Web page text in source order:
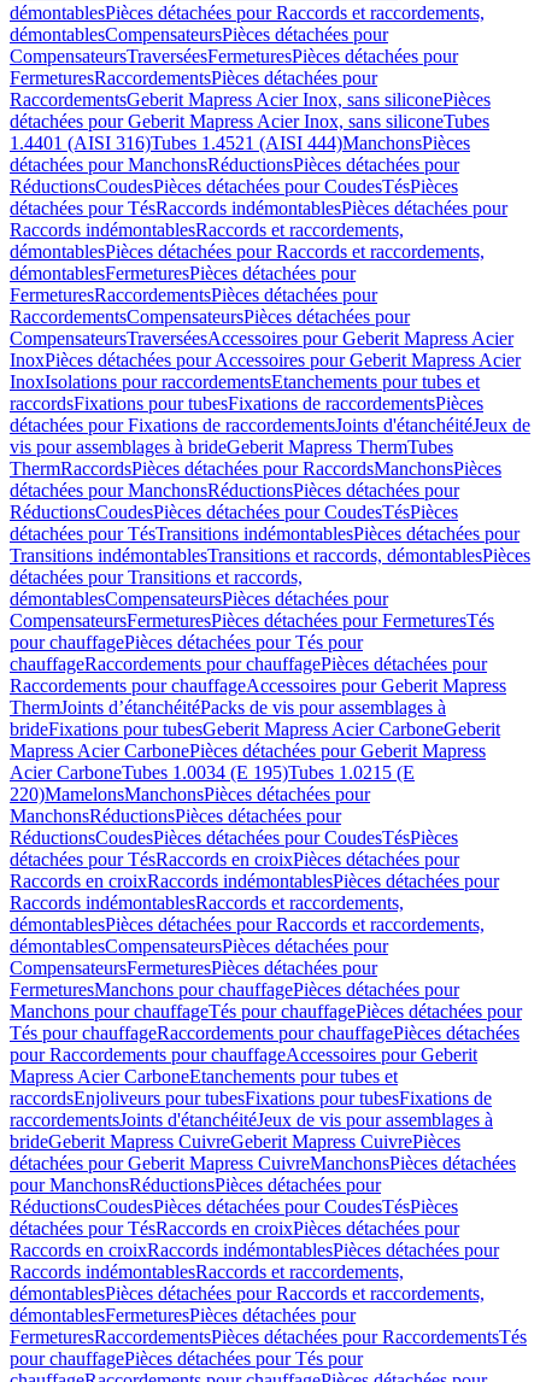
démontablesPièces détachées pour Raccords et raccordements,
démontablesCompensateursPièces détachées pour
CompensateursTraverséesFermeturesPièces détachées pour
FermeturesRaccordementsPièces détachées pour
RaccordementsGeberit Mapress Acier Inox, sans siliconePièces
détachées pour Geberit Mapress Acier Inox, sans siliconeTubes
1.4401 (AISI 316)Tubes 1.4521 (AISI 444)ManchonsPièces
détachées pour ManchonsRéductionsPièces détachées pour
RéductionsCoudesPièces détachées pour CoudesTésPièces
détachées pour TésRaccords indémontablesPièces détachées pour
Raccords indémontablesRaccords et raccordements,
démontablesPièces détachées pour Raccords et raccordements,
démontablesFermeturesPièces détachées pour
FermeturesRaccordementsPièces détachées pour
RaccordementsCompensateursPièces détachées pour
CompensateursTraverséesAccessoires pour Geberit Mapress Acier
InoxPièces détachées pour Accessoires pour Geberit Mapress Acier
InoxIsolations pour raccordementsEtanchements pour tubes et
raccordsFixations pour tubesFixations de raccordementsPièces
détachées pour Fixations de raccordementsJoints d'étanchéitéJeux de
vis pour assemblages à brideGeberit Mapress ThermTubes
ThermRaccordsPièces détachées pour RaccordsManchonsPièces
détachées pour ManchonsRéductionsPièces détachées pour
RéductionsCoudesPièces détachées pour CoudesTésPièces
détachées pour TésTransitions indémontablesPièces détachées pour
Transitions indémontablesTransitions et raccords, démontablesPièces
détachées pour Transitions et raccords,
démontablesCompensateursPièces détachées pour
CompensateursFermeturesPièces détachées pour FermeturesTés
pour chauffagePièces détachées pour Tés pour
chauffageRaccordements pour chauffagePièces détachées pour
Raccordements pour chauffageAccessoires pour Geberit Mapress
ThermJoints d’étanchéitéPacks de vis pour assemblages à
brideFixations pour tubesGeberit Mapress Acier CarboneGeberit
Mapress Acier CarbonePièces détachées pour Geberit Mapress
Acier CarboneTubes 1.0034 (E 195)Tubes 1.0215 (E
220)MamelonsManchonsPièces détachées pour
ManchonsRéductionsPièces détachées pour
RéductionsCoudesPièces détachées pour CoudesTésPièces
détachées pour TésRaccords en croixPièces détachées pour
Raccords en croixRaccords indémontablesPièces détachées pour
Raccords indémontablesRaccords et raccordements,
démontablesPièces détachées pour Raccords et raccordements,
démontablesCompensateursPièces détachées pour
CompensateursFermeturesPièces détachées pour
FermeturesManchons pour chauffagePièces détachées pour
Manchons pour chauffageTés pour chauffagePièces détachées pour
Tés pour chauffageRaccordements pour chauffagePièces détachées
pour Raccordements pour chauffageAccessoires pour Geberit
Mapress Acier CarboneEtanchements pour tubes et
raccordsEnjoliveurs pour tubesFixations pour tubesFixations de
raccordementsJoints d'étanchéitéJeux de vis pour assemblages à
brideGeberit Mapress CuivreGeberit Mapress CuivrePièces
détachées pour Geberit Mapress CuivreManchonsPièces détachées
pour ManchonsRéductionsPièces détachées pour
RéductionsCoudesPièces détachées pour CoudesTésPièces
détachées pour TésRaccords en croixPièces détachées pour
Raccords en croixRaccords indémontablesPièces détachées pour
Raccords indémontablesRaccords et raccordements,
démontablesPièces détachées pour Raccords et raccordements,
démontablesFermeturesPièces détachées pour
FermeturesRaccordementsPièces détachées pour RaccordementsTés
pour chauffagePièces détachées pour Tés pour